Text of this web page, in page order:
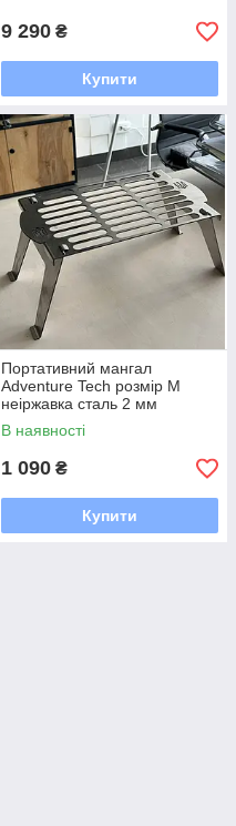
9 290 ₴
Купити
Портативний мангал
Adventure Tech розмір М
неіржавка сталь 2 мм
В наявності
1 090 ₴
Купити